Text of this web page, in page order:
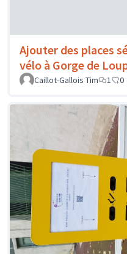
Ajouter des places
vélo à Gorge de
Caillot-Gallois Tim
1 0